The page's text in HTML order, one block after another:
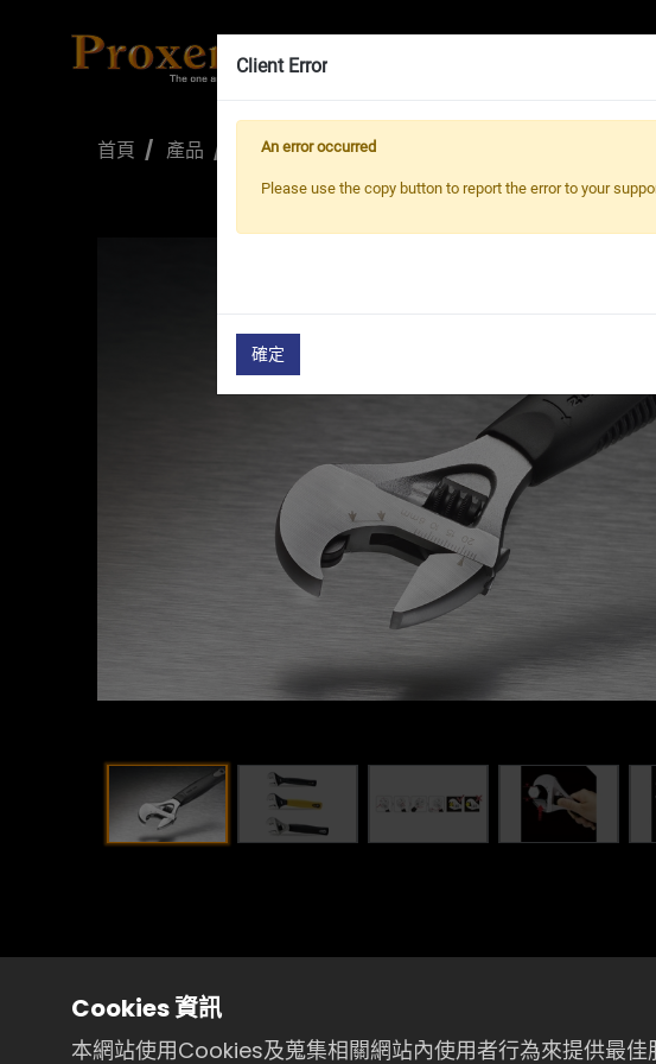
首頁 產品 活動扳手 Fas Adjustable Wrench - RA
Cookies 資訊
本網站使用Cookies及蒐集相關網站內使用者行為來提供最
Client Error
An error occurred
Please use the copy button to report the error to your
確定